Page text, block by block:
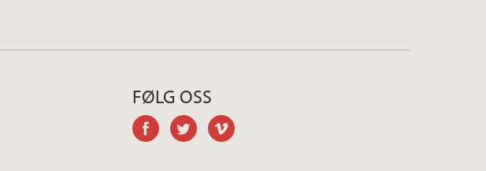
FØLG OSS
facebooktwitter